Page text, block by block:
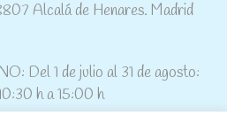
Alcalá de Henares. Madrid
Del 1 de julio al 31 de agosto:
h a 15:00 h